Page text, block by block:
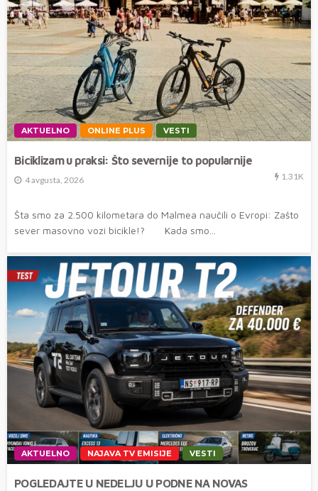
AKTUELNO ONLINE PLUS VESTI
Biciklizam u praksi: Što severnije to popularnije
4 avgusta, 2026 1.31K
Šta smo za 2.500 kilometara do Malmea naučili o Evropi: Zašto
sever masovno vozi bicikle!? Kada smo...
AKTUELNO NAJAVA TV EMISIJE VESTI
POGLEDAJTE U NEDELJU U PODNE NA NOVAS